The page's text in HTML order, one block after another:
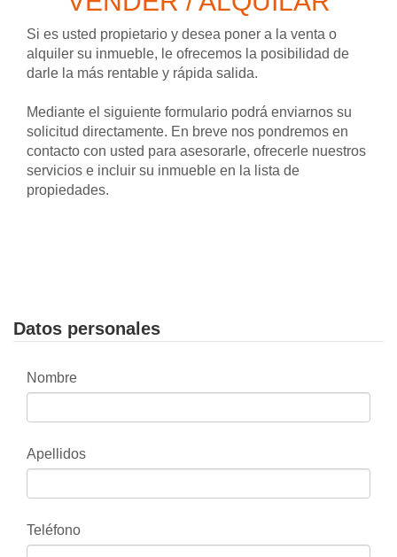
Si es usted propietario y desea poner a la venta o
alquiler su inmueble, le ofrecemos la posibilidad de
darle la más rentable y rápida salida.
Mediante el siguiente formulario podrá enviarnos su
solicitud directamente. En breve nos pondremos en
contacto con usted para asesorarle, ofrecerle nuestros
servicios e incluir su inmueble en la lista de
propiedades.
Datos personales
Nombre
Apellidos
Teléfono